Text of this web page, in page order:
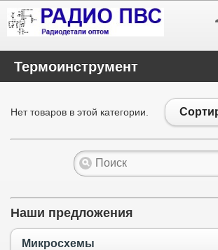
Термоинструмент
Нет товаров в этой категории.
Наши предложения
Микросхемы